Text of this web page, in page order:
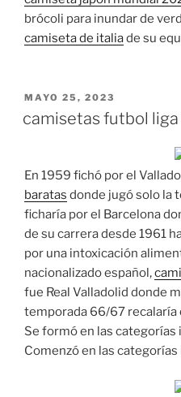
brócoli para inundar de
camiseta de italiade su
PUBLICADO
MAYO 25, 2023
camisetas futbol
En 1959 fichó por el
baratas donde jugó solo la
ficharía por el Barcelona
de su carrera desde 1961
por una intoxicación
nacionalizado español,
fue Real Valladolid donde
temporada 66/67 recalaría
Se formó en las
Comenzó en las